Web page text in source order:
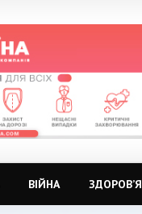
ВІЙНА ЗДОРОВ’Я